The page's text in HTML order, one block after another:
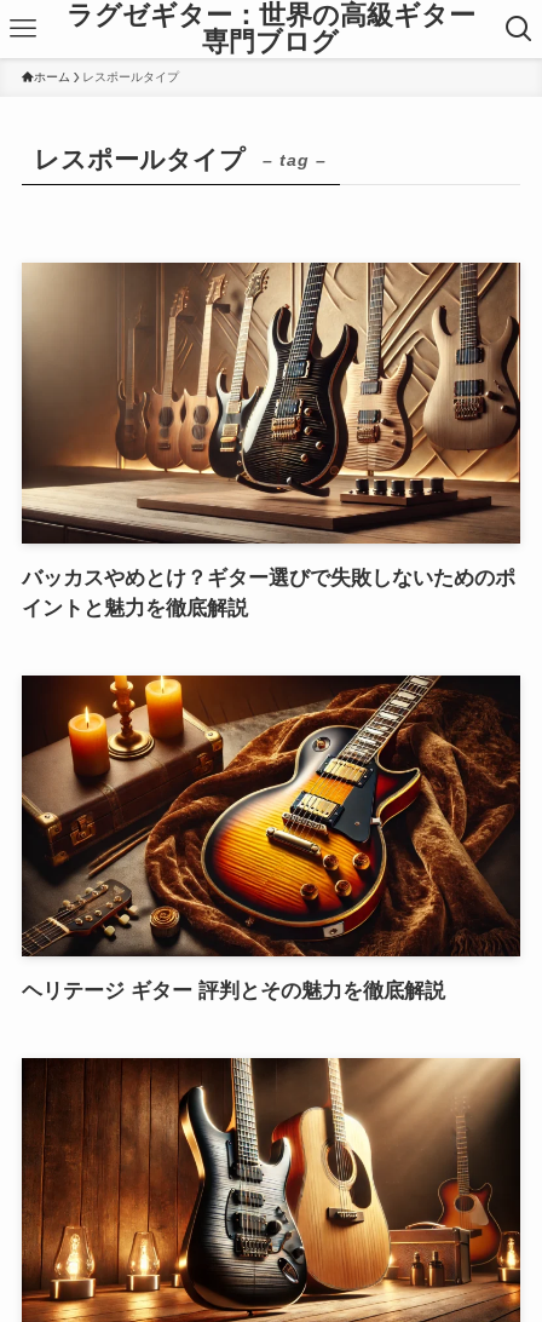
ラグゼギター：世界の高級ギター
専門ブログ
ホーム レスポールタイプ
レスポールタイプ – tag –
バッカスやめとけ？ギター選びで失敗しないためのポ
イントと魅力を徹底解説
ヘリテージ ギター 評判とその魅力を徹底解説